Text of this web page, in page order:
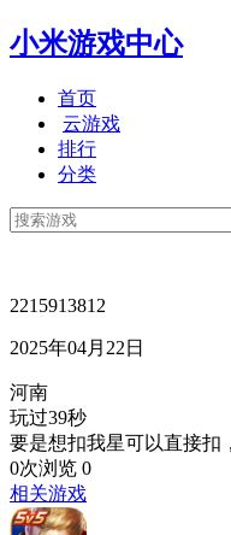
小米游戏中心
首页
云游戏
排行
分类
2215913812
2025年04月22日
河南
玩过39秒
要是想扣我星可以直接扣
0次浏览 0
相关游戏